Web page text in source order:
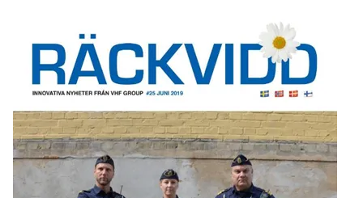
Northcom skal levere kommersielle radio- og 5G-
systemer til Forsvaret
Sepura SCL3 – håndterminal for virksomhetskritisk
Northcom News #7
INVISIO Link™ – trådløs intercom for maksimal mobilitet
og sikker kommunikasjon